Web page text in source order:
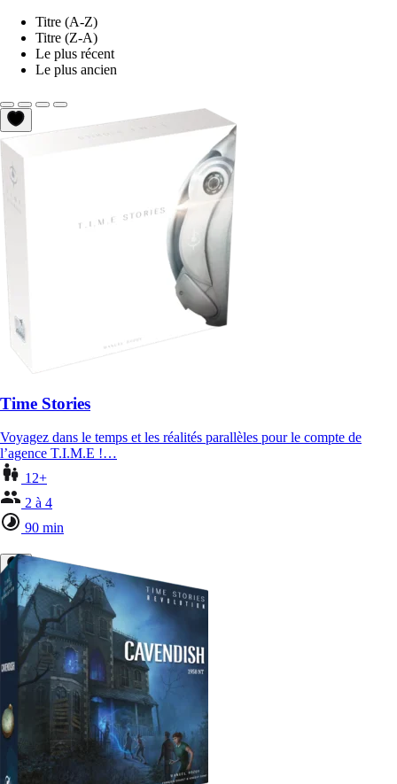
Titre (A-Z)
Titre (Z-A)
Le plus récent
Le plus ancien
Time Stories
Voyagez dans le temps et les réalités parallèles pour le compte de
l’agence T.I.M.E !…
12+
2 à 4
90 min